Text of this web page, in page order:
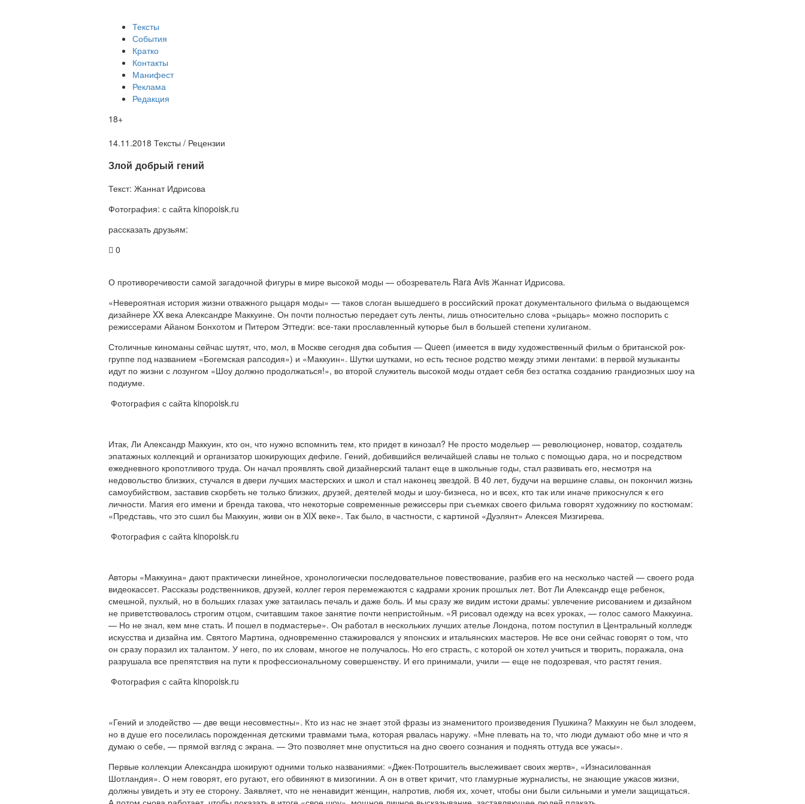
Тексты
События
Кратко
Контакты
Манифест
Реклама
Редакция
18+
14.11.2018 Тексты / Рецензии
​Злой добрый гений
Текст: Жаннат Идрисова
Фотография: с сайта kinopoisk.ru
рассказать друзьям:
0
О противоречивости самой загадочной фигуры в мире высокой моды — обозреватель Rara Avis Жаннат Идрисова.
«Невероятная история жизни отважного рыцаря моды» — таков слоган вышедшего в российский прокат документального фильма о выдающемся
дизайнере XX века Александре Маккуине. Он почти полностью передает суть ленты, лишь относительно слова «рыцарь» можно поспорить с
режиссерами Айаном Бонхотом и Питером Эттедги: все-таки прославленный кутюрье был в большей степени хулиганом.
Столичные киноманы сейчас шутят, что, мол, в Москве сегодня два события — Queen (имеется в виду художественный фильм о британской рок-
группе под названием «Богемская рапсодия») и «Маккуин». Шутки шутками, но есть тесное родство между этими лентами: в первой музыканты
идут по жизни с лозунгом «Шоу должно продолжаться!», во второй служитель высокой моды отдает себя без остатка созданию грандиозных шоу на
подиуме.
Фотография с сайта kinopoisk.ru
Итак, Ли Александр Маккуин, кто он, что нужно вспомнить тем, кто придет в кинозал? Не просто модельер — революционер, новатор, создатель
эпатажных коллекций и организатор шокирующих дефиле. Гений, добившийся величайшей славы не только с помощью дара, но и посредством
ежедневного кропотливого труда. Он начал проявлять свой дизайнерский талант еще в школьные годы, стал развивать его, несмотря на
недовольство близких, стучался в двери лучших мастерских и школ и стал наконец звездой. В 40 лет, будучи на вершине славы, он покончил жизнь
самоубийством, заставив скорбеть не только близких, друзей, деятелей моды и шоу-бизнеса, но и всех, кто так или иначе прикоснулся к его
личности. Магия его имени и бренда такова, что некоторые современные режиссеры при съемках своего фильма говорят художнику по костюмам:
«Представь, что это сшил бы Маккуин, живи он в XIX веке». Так было, в частности, с картиной «Дуэлянт» Алексея Мизгирева.
Фотография с сайта kinopoisk.ru
Авторы «Маккуина» дают практически линейное, хронологически последовательное повествование, разбив его на несколько частей — своего рода
видеокассет. Рассказы родственников, друзей, коллег героя перемежаются с кадрами хроник прошлых лет. Вот Ли Александр еще ребенок,
смешной, пухлый, но в больших глазах уже затаилась печаль и даже боль. И мы сразу же видим истоки драмы: увлечение рисованием и дизайном
не приветствовалось строгим отцом, считавшим такое занятие почти непристойным. «Я рисовал одежду на всех уроках, — голос самого Маккуина.
— Но не знал, кем мне стать. И пошел в подмастерье». Он работал в нескольких лучших ателье Лондона, потом поступил в Центральный колледж
искусства и дизайна им. Святого Мартина, одновременно стажировался у японских и итальянских мастеров. Не все они сейчас говорят о том, что
он сразу поразил их талантом. У него, по их словам, многое не получалось. Но его страсть, с которой он хотел учиться и творить, поражала, она
разрушала все препятствия на пути к профессиональному совершенству. И его принимали, учили — еще не подозревая, что растят гения.
Фотография с сайта kinopoisk.ru
«Гений и злодейство — две вещи несовместны». Кто из нас не знает этой фразы из знаменитого произведения Пушкина? Маккуин не был злодеем,
но в душе его поселилась порожденная детскими травмами тьма, которая рвалась наружу. «Мне плевать на то, что люди думают обо мне и что я
думаю о себе, — прямой взгляд с экрана. — Это позволяет мне опуститься на дно своего сознания и поднять оттуда все ужасы».
Первые коллекции Александра шокируют одними только названиями: «Джек-Потрошитель выслеживает своих жертв», «Изнасилованная
Шотландия». О нем говорят, его ругают, его обвиняют в мизогинии. А он в ответ кричит, что гламурные журналисты, не знающие ужасов жизни,
должны увидеть и эту ее сторону. Заявляет, что не ненавидит женщин, напротив, любя их, хочет, чтобы они были сильными и умели защищаться.